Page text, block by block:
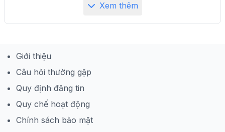
Xem thêm
Giới thiệu
Câu hỏi thường gặp
Quy định đăng tin
Quy chế hoạt động
Chính sách bảo mật